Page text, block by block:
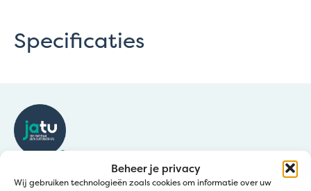
Beheer je privacy
Wij gebruiken technologieën zoals cookies om informatie over uw
Specificaties